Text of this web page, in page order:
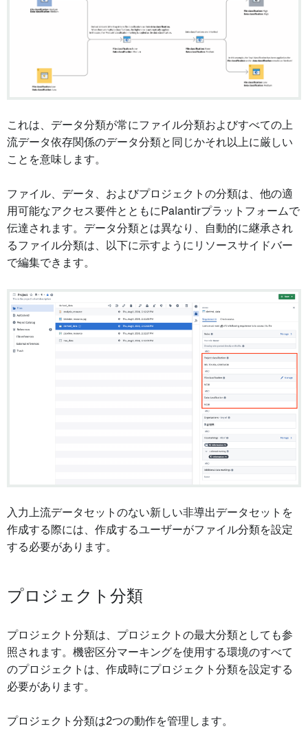
これは、データ分類が常にファイル分類およびすべての上
流データ依存関係のデータ分類と同じかそれ以上に厳しい
ことを意味します。
ファイル、データ、およびプロジェクトの分類は、他の適
用可能なアクセス要件とともにPalantirプラットフォームで
伝達されます。データ分類とは異なり、自動的に継承され
るファイル分類は、以下に示すようにリソースサイドバー
で編集できます。
入力上流データセットのない新しい非導出データセットを
作成する際には、作成するユーザーがファイル分類を設定
する必要があります。
プロジェクト分類
プロジェクト分類は、プロジェクトの最大分類としても参
照されます。機密区分マーキングを使用する環境のすべて
のプロジェクトは、作成時にプロジェクト分類を設定する
必要があります。
プロジェクト分類は2つの動作を管理します。